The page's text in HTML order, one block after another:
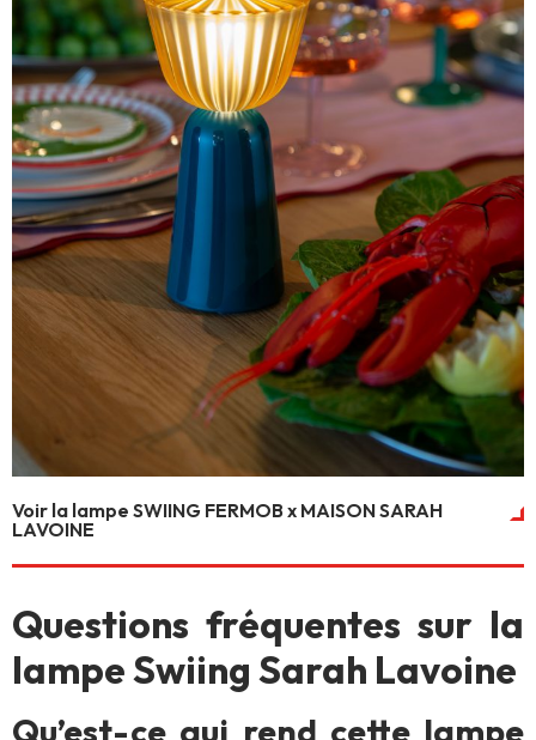
Voir la lampe SWIING FERMOB x MAISON SARAH
LAVOINE
Questions fréquentes sur la
lampe Swiing Sarah Lavoine
Qu’est-ce qui rend cette lampe